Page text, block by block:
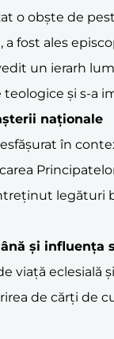
o obște de
a fost ales
un ierarh
și s-a
naționale
în
legături
și influența
viață
de cărți de